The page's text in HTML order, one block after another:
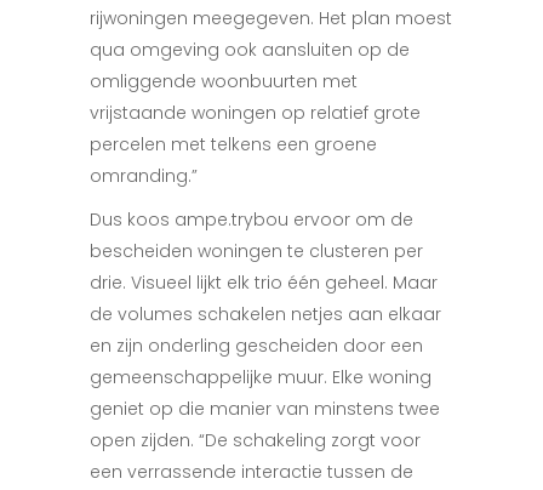
rijwoningen meegegeven. Het plan moest
qua omgeving ook aansluiten op de
omliggende woonbuurten met
vrijstaande woningen op relatief grote
percelen met telkens een groene
omranding.”
Dus koos ampe.trybou ervoor om de
bescheiden woningen te clusteren per
drie. Visueel lijkt elk trio één geheel. Maar
de volumes schakelen netjes aan elkaar
en zijn onderling gescheiden door een
gemeenschappelijke muur. Elke woning
geniet op die manier van minstens twee
open zijden. “De schakeling zorgt voor
een verrassende interactie tussen de